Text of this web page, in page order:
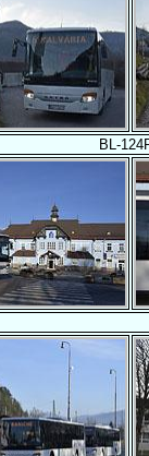
BL-